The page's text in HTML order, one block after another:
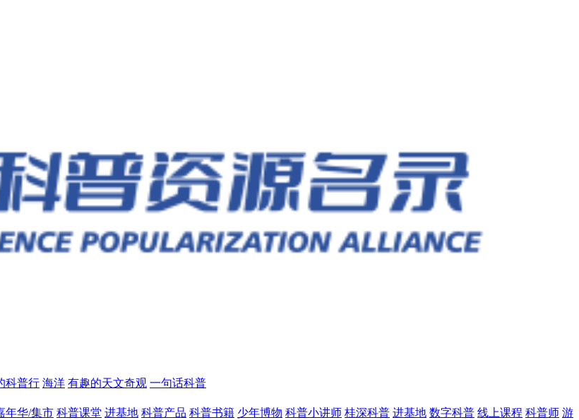
科普行 海洋 有趣的天文奇观 一句话科普
年华/集市 科普课堂 进基地 科普产品 科普书籍 少年博物 科普小讲师 桂深科普 进基地 数字科普 线上课程 科普师 游